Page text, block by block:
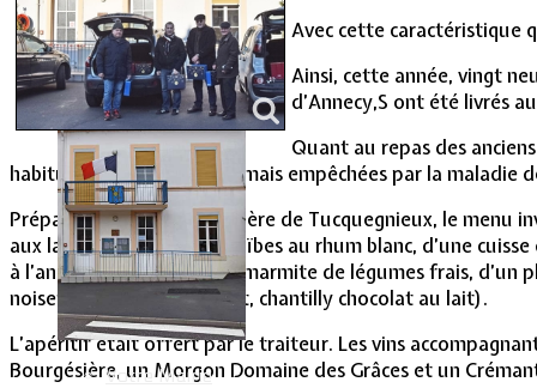
Vie Municipale
Votre Mairie
Avec cette caractéristique
Ainsi, cette année, vingt
d’Annecy,S ont été livrés
Quant au repas des
habituellement présentes mais empêchées par
Préparé par la société Benière de Tucquegnieux, le menu
aux lardon, d’un trou-Caraïbes au rhum blanc, d’une
à l’ancienne avec une mini marmite de légumes frais,
noisette, crémeux chocolat, chantilly chocolat au lait).
L’apéritif était offert par le traiteur. Les vins
Bourgésière, un Morgon Domaine des Grâces et un